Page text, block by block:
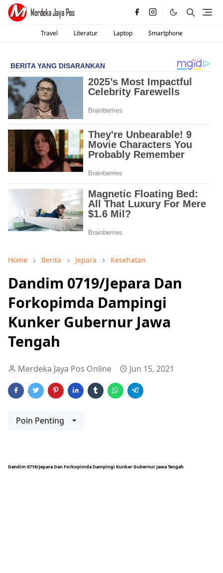
Travel Literatur Laptop Smartphone
Home Berita Jepara Kesehatan
Dandim 0719/Jepara Dan
Forkopimda Dampingi
Kunker Gubernur Jawa
Tengah
Merdeka Jaya Pos Online Jun 15, 2021
Poin Penting
Dandim 0719/Jepara Dan Forkopimda Dampingi Kunker Gubernur Jawa Tengah